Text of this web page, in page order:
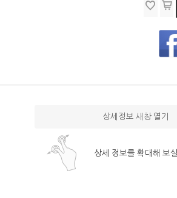
상세정보 새창 열기
상세 정보를 확대해 보